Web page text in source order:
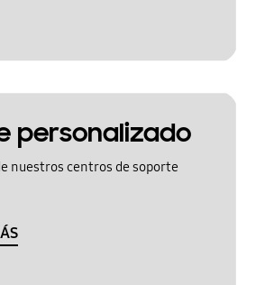
personalizado
nuestros centros de soporte